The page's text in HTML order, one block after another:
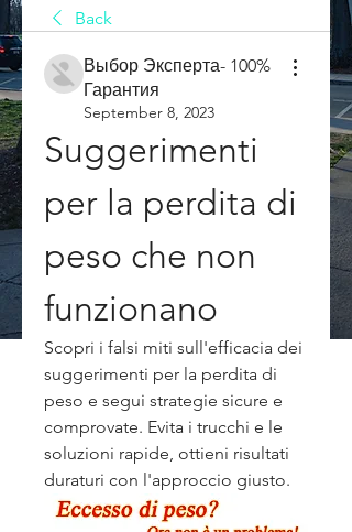
Back
Выбор Эксперта- 100%
Гарантия
September 8, 2023
Suggerimenti
per la perdita di
peso che non
funzionano
Scopri i falsi miti sull'efficacia dei
suggerimenti per la perdita di
peso e segui strategie sicure e
comprovate. Evita i trucchi e le
soluzioni rapide, ottieni risultati
duraturi con l'approccio giusto.